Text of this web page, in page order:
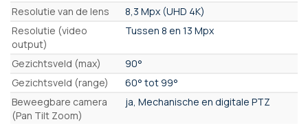
Resolutie van de lens
8,3 Mpx (UHD 4K)
Resolutie (video
output)
Tussen 8 en 13 Mpx
Gezichtsveld (max)
90°
Gezichtsveld (range)
60° tot 99°
Beweegbare camera
(Pan Tilt Zoom)
ja, Mechanische en digitale PTZ